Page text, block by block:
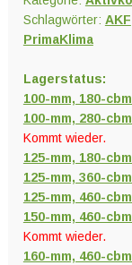
Schlagwörter: AKF
PrimaKlima
Lagerstatus:
100-mm, 180-
100-mm, 280-
Kommt wieder.
125-mm, 180-
125-mm, 360-
125-mm, 460-
150-mm, 460-
Kommt wieder.
160-mm, 460-